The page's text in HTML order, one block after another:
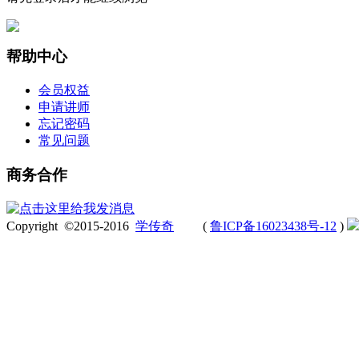
帮助中心
会员权益
申请讲师
忘记密码
常见问题
商务合作
Copyright ©2015-2016 学传奇 ( 鲁ICP备16023438号-12 )